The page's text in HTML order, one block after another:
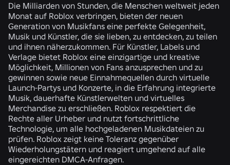
Die Milliarden von Stunden, die Menschen weltweit jeden
Monat auf Roblox verbringen, bieten der neuen
Generation von Musikfans eine perfekte Gelegenheit,
Musik und Künstler, die sie lieben, zu entdecken, zu teilen
und ihnen näherzukommen. Für Künstler, Labels und
Verlage bietet Roblox eine einzigartige und kreative
Möglichkeit, Millionen von Fans anzusprechen und zu
gewinnen sowie neue Einnahmequellen durch virtuelle
Launch-Partys und Konzerte, in die Erfahrung integrierte
Musik, dauerhafte Künstlerwelten und virtuelles
Merchandise zu erschließen. Roblox respektiert die
Rechte aller Urheber und nutzt fortschrittliche
Technologie, um alle hochgeladenen Musikdateien zu
prüfen. Roblox zeigt keine Toleranz gegenüber
Wiederholungstätern und reagiert umgehend auf alle
eingereichten DMCA-Anfragen.